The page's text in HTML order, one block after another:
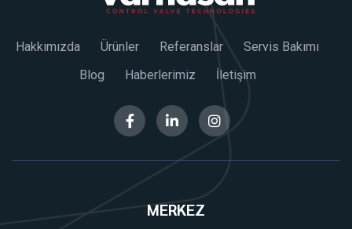
Hakkımızda Ürünler Referanslar
Servis Bakımı
Blog
Haberlerimiz İletişim
MERKEZ